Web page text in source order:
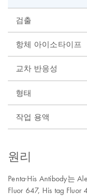
검출
항체 아이소타이프
교차 반응성
형태
작업 용액
원리
Penta·His Antibody는
Fluor 647, His tag